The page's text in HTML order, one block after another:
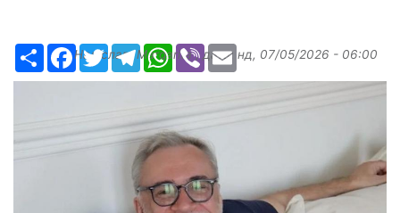
РесурсFacebook
TwitterTelegramWhatsApp
ViberEmail
Надіслав:Margarita, дата: нд, 07/05/2026 - 06:00